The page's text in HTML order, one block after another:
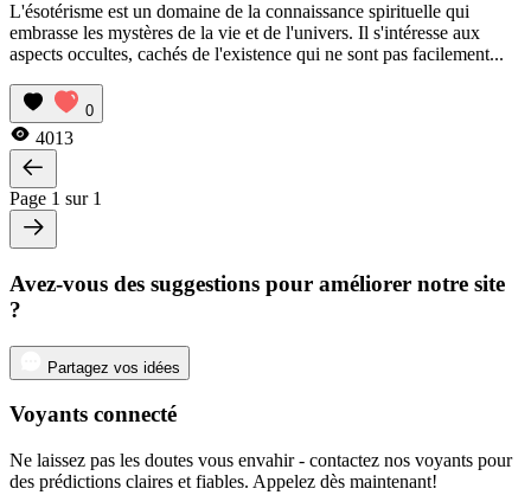
L'ésotérisme est un domaine de la connaissance spirituelle qui
embrasse les mystères de la vie et de l'univers. Il s'intéresse aux
aspects occultes, cachés de l'existence qui ne sont pas facilement...
0
4013
Page 1 sur 1
Avez-vous des suggestions pour améliorer notre site
?
Partagez vos idées
Voyants connecté
Ne laissez pas les doutes vous envahir - contactez nos voyants pour
des prédictions claires et fiables. Appelez dès maintenant!